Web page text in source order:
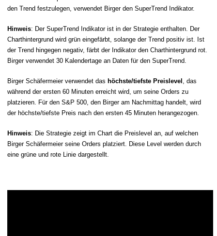
den Trend festzulegen, verwendet Birger den SuperTrend Indikator.
Hinweis: Der SuperTrend Indikator ist in der Strategie enthalten. Der
Charthintergrund wird grün eingefärbt, solange der Trend positiv ist. Ist
der Trend hingegen negativ, färbt der Indikator den Charthintergrund rot.
Birger verwendet 30 Kalendertage an Daten für den SuperTrend.
Birger Schäfermeier verwendet das höchste/tiefste Preislevel
, das
während der ersten 60 Minuten erreicht wird, um seine Orders zu
platzieren. Für den S&P 500, den Birger am Nachmittag handelt, wird
der höchste/tiefste Preis nach den ersten 45 Minuten herangezogen.
Hinweis: Die Strategie zeigt im Chart die Preislevel an, auf welchen
Birger Schäfermeier seine Orders platziert. Diese Level werden durch
eine grüne und rote Linie dargestellt.